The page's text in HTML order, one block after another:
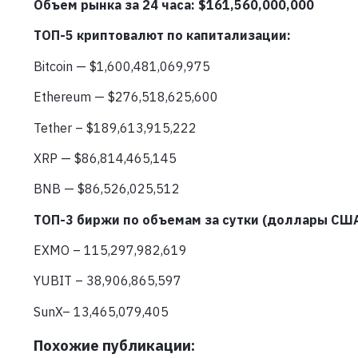
Объем рынка за 24 часа: $161,560,000,000
ТОП-5 криптовалют по капитализации:
Bitcoin — $1,600,481,069,975
Ethereum — $276,518,625,600
Tether – $189,613,915,222
XRP — $86,814,465,145
BNB — $86,526,025,512
ТОП-3 биржи по объемам за сутки (доллары
EXMO – 115,297,982,619
YUBIT – 38,906,865,597
SunX– 13,465,079,405
Похожие публикации: